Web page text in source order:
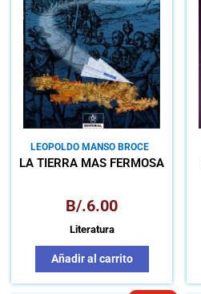
LEOPOLDO MANSO BROCE
LA TIERRA MÁS FERMOSA
B/.6.00
Literatura
Añadir al carrito